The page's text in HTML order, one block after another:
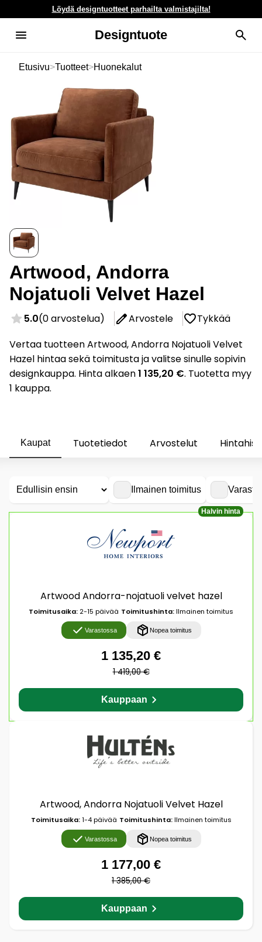
Löydä designtuotteet parhailta valmistajilta!
Designtuote
Etusivu>Tuotteet>Huonekalut
Artwood, Andorra
Nojatuoli Velvet Hazel
5.0(0 arvostelua) Arvostele
Tykkää
Vertaa tuotteen Artwood, Andorra Nojatuoli Velvet
Hazel hintaa sekä toimitusta ja valitse sinulle sopivin
designkauppa. Hinta alkaen1 135,20 €. Tuotetta myy
1 kauppa.
Kaupat Tuotetiedot Arvostelut
Ilmainen toimitus
Halvin hinta
Artwood Andorra-nojatuoli velvet hazel
Toimitusaika: 2-15 päivää Toimitushinta:Ilmainen toimitus
Varastossa Nopea toimitus
1 135,20 €
1 419,00 €
Kauppaan
Artwood, Andorra Nojatuoli Velvet Hazel
Toimitusaika:1-4 päivää Toimitushinta:Ilmainen toimitus
Varastossa Nopea toimitus
1 177,00 €
1 385,00 €
Kauppaan